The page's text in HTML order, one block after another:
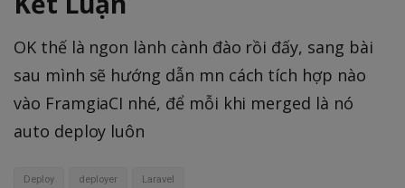
OK thế là ngon lành cành đào rồi đấy, sang bài
sau mình sẽ hướng dẫn mn cách tích hợp nào
vào FramgiaCI nhé, để mỗi khi merged là nó
auto deploy luôn
Deploy deployer Laravel